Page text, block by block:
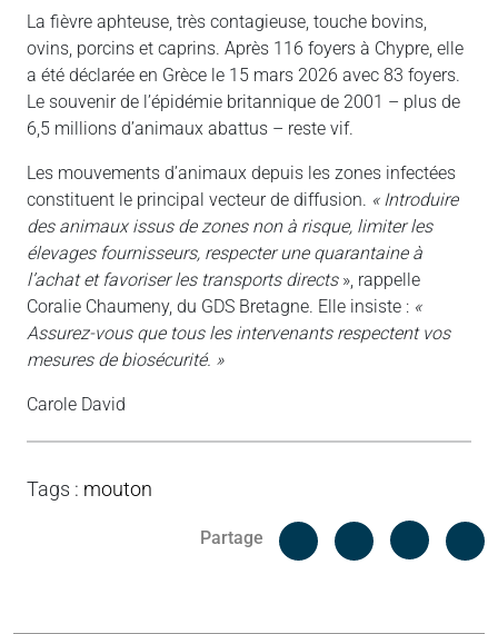
La fièvre aphteuse, très contagieuse, touche bovins,
ovins, porcins et caprins. Après 116 foyers à Chypre, elle
a été déclarée en Grèce le 15 mars 2026 avec 83 foyers.
Le souvenir de l’épidémie britannique de 2001 – plus de
6,5 millions d’animaux abattus – reste vif.
Les mouvements d’animaux depuis les zones infectées
constituent le principal vecteur de diffusion. « Introduire
des animaux issus de zones non à risque, limiter les
élevages fournisseurs, respecter une quarantaine à
l’achat et favoriser les transports directs», rappelle
Coralie Chaumeny, du GDS Bretagne. Elle insiste : «
Assurez-vous que tous les intervenants respectent vos
mesures de biosécurité. »
Carole David
Tags : mouton
Partage
Facebook